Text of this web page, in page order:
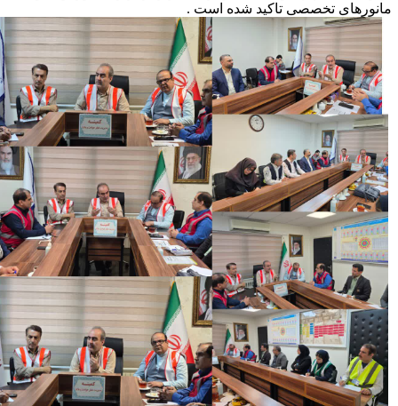
تخصصی تاکید شده است .